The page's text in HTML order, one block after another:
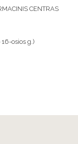
CENTRAS
osios g.)